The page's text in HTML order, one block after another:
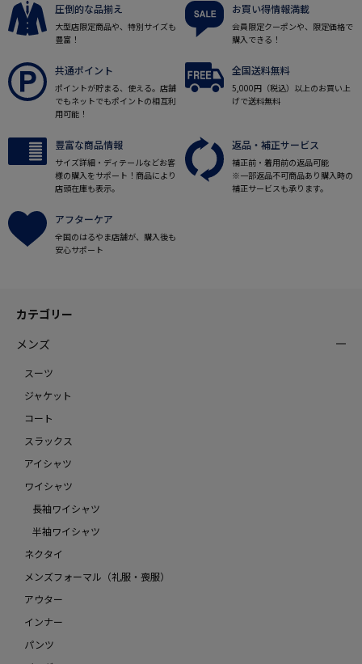
圧倒的な品揃え
大型店限定商品や、特別サイズも
豊富！
お買い得情報満載
会員限定クーポンや、限定価格で
購入できる！
共通ポイント
ポイントが貯まる、使える。店舗
でもネットでもポイントの相互利
用可能！
全国送料無料
5,000円（税込）以上のお買い上
げで送料無料
豊富な商品情報
サイズ詳細・ディテールなどお客
様の購入をサポート！商品により
店頭在庫も表示。
返品・補正サービス
補正前・着用前の返品可能
※一部返品不可商品あり購入時の
補正サービスも承ります。
アフターケア
全国のはるやま店舗が、購入後も
安心サポート
カテゴリー
メンズ
スーツ
ジャケット
コート
スラックス
アイシャツ
ワイシャツ
長袖ワイシャツ
半袖ワイシャツ
ネクタイ
メンズフォーマル（礼服・喪服）
アウター
インナー
パンツ